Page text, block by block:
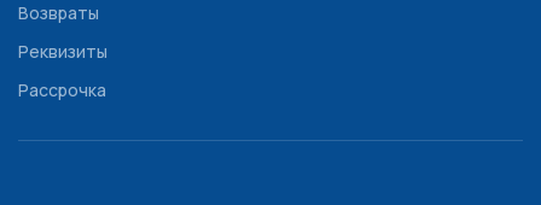
Возвраты
Реквизиты
Рассрочка